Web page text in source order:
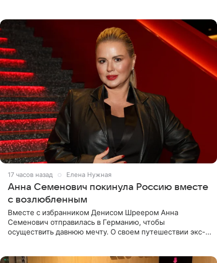
17 часов назад Елена Нужная
Анна Семенович покинула Россию вместе
с возлюбленным
Вместе с избранником Денисом Шреером Анна
Семенович отправилась в Германию, чтобы
осуществить давнюю мечту. О своем путешествии экс-